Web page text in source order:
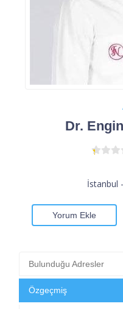
Dr.
İstanbul
Yorum Ekle
Bulunduğu Adresler
Özgeçmiş